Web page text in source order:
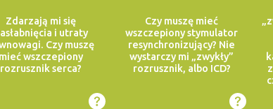
Zdarzają mi się
i utraty
Czy muszę
mieć wszczepiony
rozrusznik serca?
Czy muszę mieć
wszczepiony stymulator
resynchronizujący? Nie
wystarczy mi „zwykły”
rozrusznik, albo ICD?